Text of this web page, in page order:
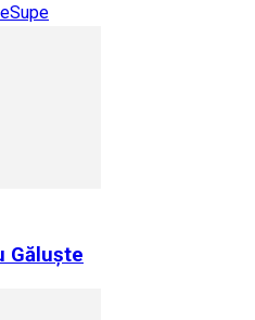
Supe
Găluște